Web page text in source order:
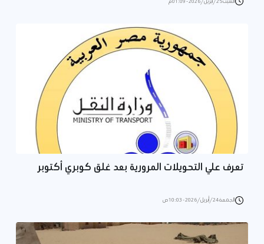
تعرف علي التحويلات المرورية بعد غلق كوبري أكتوبر
الجمعة 24/أبريل/2026 - 10:03 ص